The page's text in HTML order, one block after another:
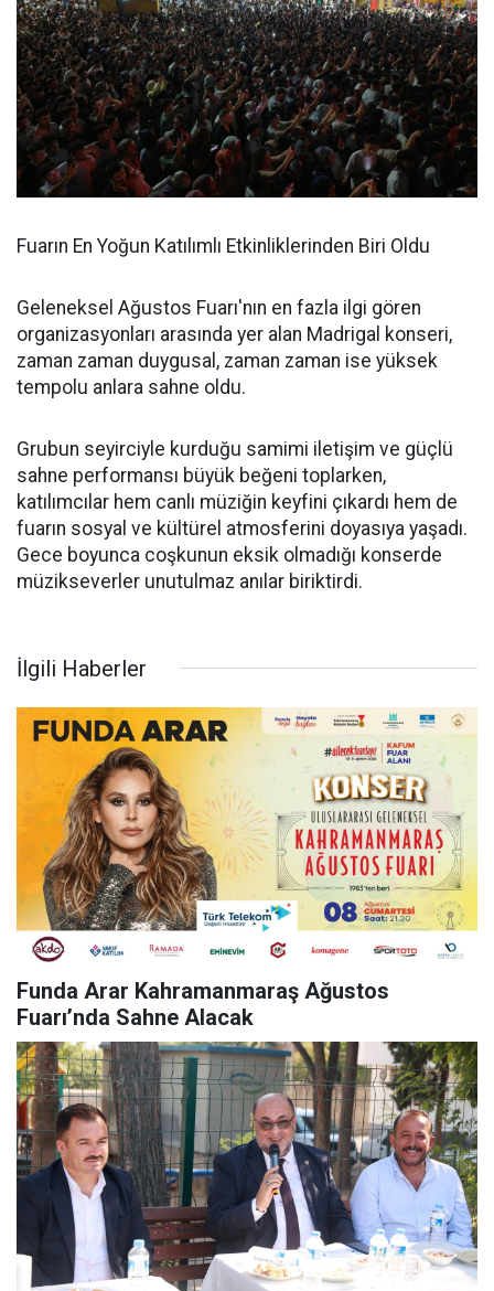
Fuarın En Yoğun Katılımlı Etkinliklerinden Biri Oldu
Geleneksel Ağustos Fuarı'nın en fazla ilgi gören
organizasyonları arasında yer alan Madrigal konseri,
zaman zaman duygusal, zaman zaman ise yüksek
tempolu anlara sahne oldu.
Grubun seyirciyle kurduğu samimi iletişim ve güçlü
sahne performansı büyük beğeni toplarken,
katılımcılar hem canlı müziğin keyfini çıkardı hem de
fuarın sosyal ve kültürel atmosferini doyasıya yaşadı.
Gece boyunca coşkunun eksik olmadığı konserde
müzikseverler unutulmaz anılar biriktirdi.
İlgili Haberler
Funda Arar Kahramanmaraş Ağustos
Fuarı’nda Sahne Alacak